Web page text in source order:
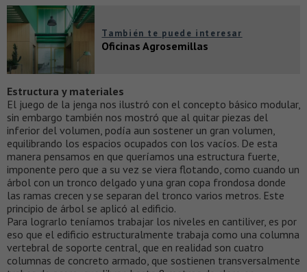
También te puede interesar
Oficinas Agrosemillas
Estructura y materiales
El juego de la jenga nos ilustró con el concepto básico modular,
sin embargo también nos mostró que al quitar piezas del
inferior del volumen, podía aun sostener un gran volumen,
equilibrando los espacios ocupados con los vacíos. De esta
manera pensamos en que queríamos una estructura fuerte,
imponente pero que a su vez se viera flotando, como cuando un
árbol con un tronco delgado y una gran copa frondosa donde
las ramas crecen y se separan del tronco varios metros. Este
principio de árbol se aplicó al edificio.
Para lograrlo teníamos trabajar los niveles en cantiliver, es por
eso que el edificio estructuralmente trabaja como una columna
vertebral de soporte central, que en realidad son cuatro
columnas de concreto armado, que sostienen transversalmente